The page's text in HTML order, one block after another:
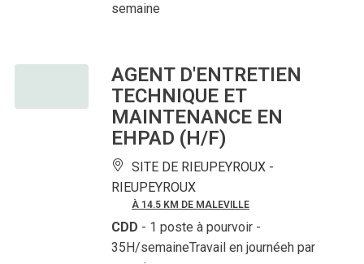
semaine
AGENT D'ENTRETIEN
TECHNIQUE ET
MAINTENANCE EN
EHPAD (H/F)
SITE DE RIEUPEYROUX -
RIEUPEYROUX
À 14.5 KM DE MALEVILLE
CDD - 1 poste à pourvoir -
35H/semaineTravail en journéeh par